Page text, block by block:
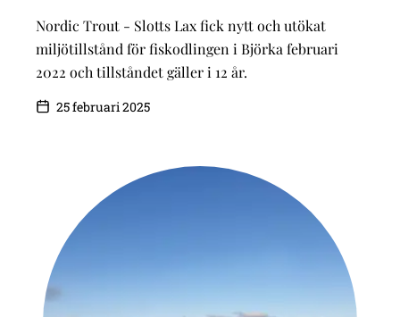
Nordic Trout - Slotts Lax fick nytt och utökat
miljötillstånd för fiskodlingen i Björka februari
2022 och tillståndet gäller i 12 år.
25 februari 2025